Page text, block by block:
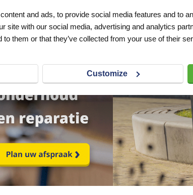
and ads, to provide social media features and to
site with our social media, advertising and analytics
to them or that they’ve collected from your use of their
Customize